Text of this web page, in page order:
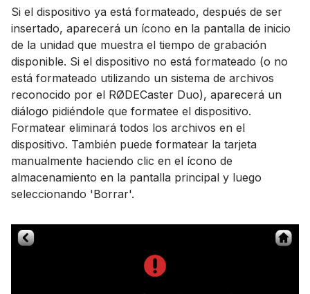
Si el dispositivo ya está formateado, después de ser
insertado, aparecerá un ícono en la pantalla de inicio
de la unidad que muestra el tiempo de grabación
disponible. Si el dispositivo no está formateado (o no
está formateado utilizando un sistema de archivos
reconocido por el RØDECaster Duo), aparecerá un
diálogo pidiéndole que formatee el dispositivo.
Formatear eliminará todos los archivos en el
dispositivo. También puede formatear la tarjeta
manualmente haciendo clic en el ícono de
almacenamiento en la pantalla principal y luego
seleccionando 'Borrar'.